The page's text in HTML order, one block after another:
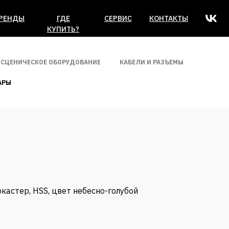
СЕРВИС КОНТАКТЫ
ГДЕ
КУПИТЬ?
СЦЕНИЧЕСКОЕ ОБОРУДОВАНИЕ КАБЕЛИ И РАЗЪЕМЫ
HSS, цвет небесно-голубой